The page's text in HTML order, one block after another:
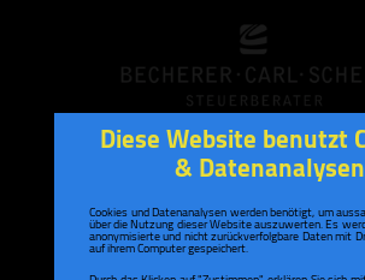
Diese Website benutzt
& Datenanalysen
Cookies und Datenanalysen werden benötigt, um
über die Nutzung dieser Website auszuwerten. Es
anonymisierte und nicht zurückverfolgbare Daten mit
auf ihrem Computer gespeichert.